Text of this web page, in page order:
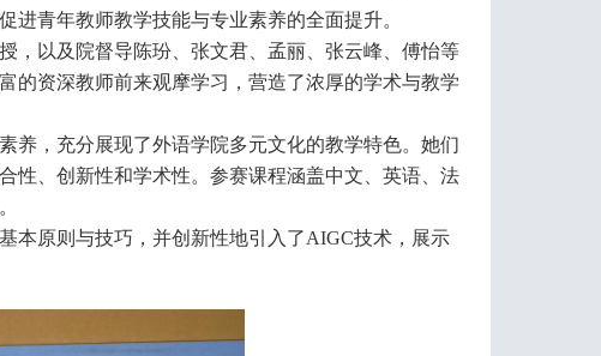
青年教师教学技能与专业素养的全面提升。
，以及院督导陈玢、张文君、孟丽、张云峰、傅怡等
的资深教师前来观摩学习，营造了浓厚的学术与教学
养，充分展现了外语学院多元文化的教学特色。她们
性、创新性和学术性。参赛课程涵盖中文、英语、法
本原则与技巧，并创新性地引入了AIGC技术，展示